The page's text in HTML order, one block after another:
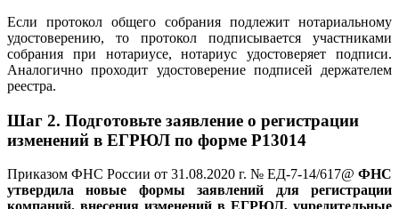
Если протокол общего собрания подлежит нотариальному
удостоверению, то протокол подписывается участниками
собрания при нотариусе, нотариус удостоверяет подписи.
Аналогично проходит удостоверение подписей держателем
реестра.
Шаг 2. Подготовьте заявление о регистрации
изменений в ЕГРЮЛ по форме Р13014
Приказом ФНС России от 31.08.2020 г. № ЕД-7-14/617@ ФНС
утвердила новые формы заявлений для регистрации